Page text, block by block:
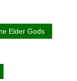
Elder Gods